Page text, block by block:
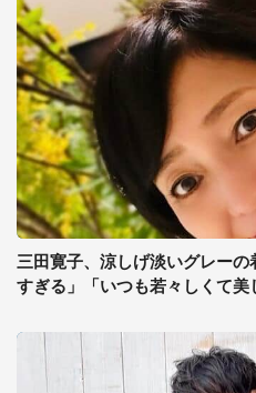
三田寛子、涼しげ淡いグレー
すぎる」「いつも若々しくて美